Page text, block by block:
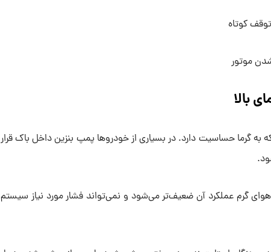
کوتاه
موتور
بالا
گرما حساسیت دارد. در بسیاری از خودروها پمپ بنزین داخل باک قرار
گرم عملکرد آن ضعیف‌تر می‌شود و نمی‌تواند فشار مورد نیاز سیستم